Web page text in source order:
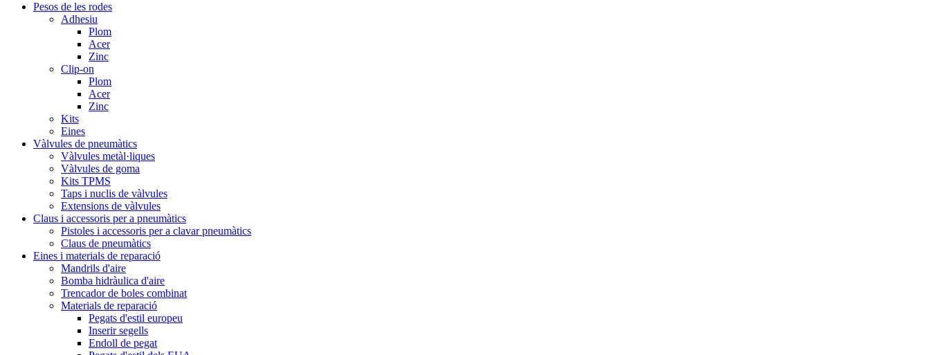
Pesos de les rodes
Adhesiu
Plom
Acer
Zinc
Clip-on
Plom
Acer
Zinc
Kits
Eines
Vàlvules de pneumàtics
Vàlvules metàl·liques
Vàlvules de goma
Kits TPMS
Taps i nuclis de vàlvules
Extensions de vàlvules
Claus i accessoris per a pneumàtics
Pistoles i accessoris per a clavar pneumàtics
Claus de pneumàtics
Eines i materials de reparació
Mandrils d'aire
Bomba hidràulica d'aire
Trencador de boles combinat
Materials de reparació
Pegats d'estil europeu
Inserir segells
Endoll de pegat